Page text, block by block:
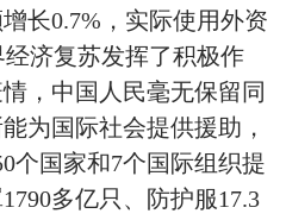
长0.7%，实际使用外资
济复苏发挥了积极作
，中国人民毫无保留同
为国际社会提供援助，
个国家和7个国际组织提
多亿只、防护服17.3